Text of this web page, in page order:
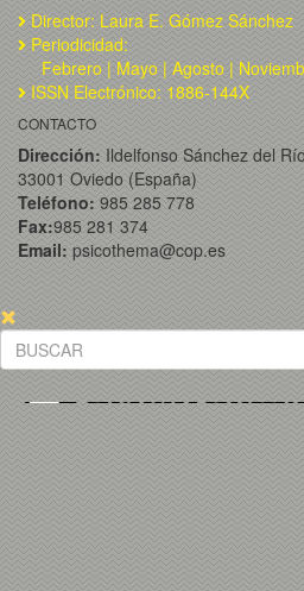
Director: Laura E. Gómez Sánchez
Periodicidad:
Febrero | Mayo | Agosto |
ISSN Electrónico: 1886-144X
CONTACTO
Dirección: Ildelfonso Sánchez del
33001 Oviedo (España)
Teléfono: 985 285 778
Fax:985 281 374
Email: psicothema@cop.es